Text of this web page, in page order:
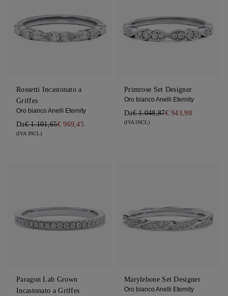
Rossetti Incastonato a
Griffes
Oro bianco Anelli Eternity
Da€ 1.101,65€ 969,45
(IVA INCL)
Primrose Set Designer
Oro bianco Anelli Eternity
Da€ 1.048,87€ 943,98
(IVA INCL)
Paragon Lab Grown
Incastonato a Griffes
Marylebone Set Designer
Oro bianco Anelli Eternity